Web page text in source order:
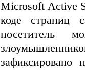
Microsoft Active
коде страниц
посетитель